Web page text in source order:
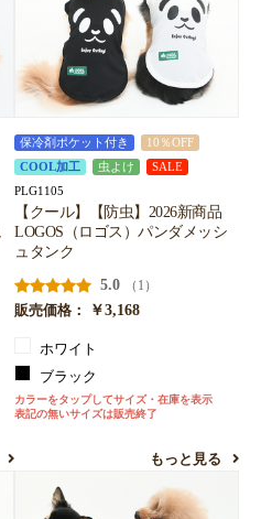
保冷剤ポケット付き
10％OFF
COOL加工
虫よけ SALE
PLG1105
【クール】【防虫】2026新商品
LOGOS（ロゴス）パンダメッシ
ュタンク
5.0
（1）
販売価格：
￥3,168
ホワイト
ブラック
カラーをタップしてサイズ・在庫を表示
表記の無いサイズは販売終了
もっと見る